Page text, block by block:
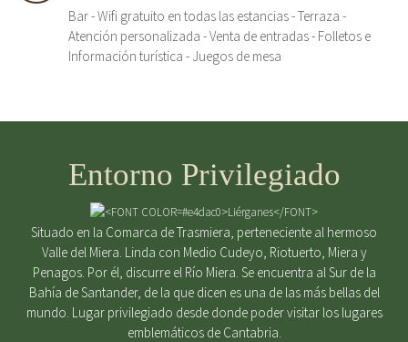
Bar - Wifi gratuito en todas las estancias - Terraza -
Atención personalizada - Venta de entradas - Folletos e
Información turística - Juegos de mesa
Entorno Privilegiado
Situado en la Comarca de Trasmiera, perteneciente al hermoso
Valle del Miera. Linda con Medio Cudeyo, Riotuerto, Miera y
Penagos. Por él, discurre el Río Miera. Se encuentra al Sur de la
Bahía de Santander, de la que dicen es una de las más bellas del
mundo. Lugar privilegiado desde donde poder visitar los lugares
emblemáticos de Cantabria.